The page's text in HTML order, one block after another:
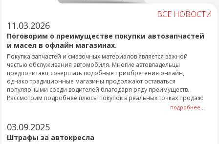
ВСЕ НОВОСТИ
11.03.2026
Поговорим о преимуществе покупки автозапчастей
и масел в офлайн магазинах.
Покупка запчастей и смазочных материалов является важной
частью обслуживания автомобиля. Многие автовладельцы
предпочитают совершать подобные приобретения онлайн,
однако традиционные магазины продолжают оставаться
популярными среди водителей благодаря ряду преимуществ.
Рассмотрим подробнее плюсы покупок в реальных точках продаж:
подробнее...
03.09.2025
Штрафы за автокресла